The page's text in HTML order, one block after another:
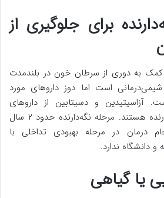
برای جلوگیری از
کمک به دوری از سرطان خون در بلندمدت
است اما دوز داروهای مورد
آزاسیتیدین و دسیتابین از داروهای
شیمی‌درمانی مرحله نگه‌دارنده هستند. مرحله نگه‌دارنده حدود ۲ سال
درمان در مرحله بهبودی تداخلی با
دانشگاه ندارد.
یا گیاهی